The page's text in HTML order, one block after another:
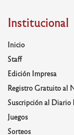
Institucional
Inicio
Staff
Edición Impresa
Registro Gratuito al
Suscripción al Diario
Juegos
Sorteos